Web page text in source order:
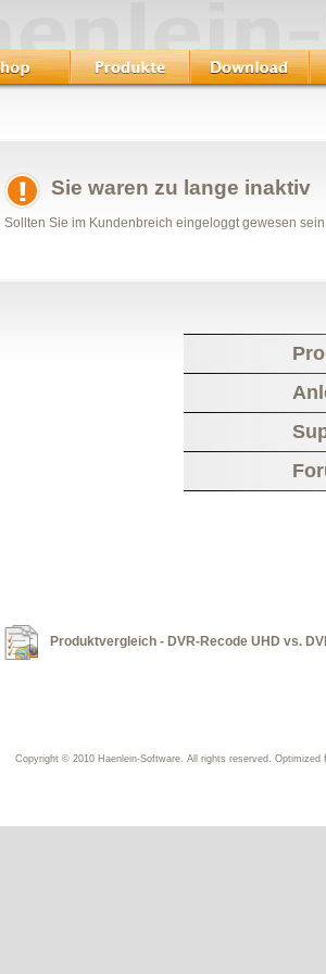
Sie waren zu lange inaktiv
Sollten Sie im Kundenbreich eingeloggt gewesen
Produktvergleich - DVR-Recode UHD vs.
Copyright © 2010 Haenlein-Software. All rights reserved.